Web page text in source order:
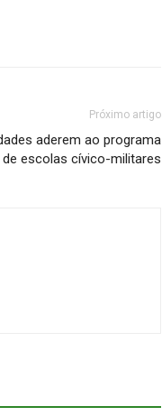
Próximo artigo
aderem ao programa
de escolas cívico-militares